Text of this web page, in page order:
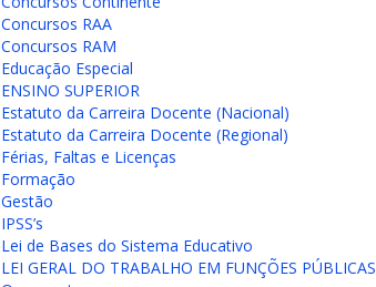
Concursos RAA
Concursos RAM
Educação Especial
ENSINO SUPERIOR
Estatuto da Carreira Docente (Nacional)
Estatuto da Carreira Docente (Regional)
Férias, Faltas e Licenças
Formação
Gestão
IPSS’s
Lei de Bases do Sistema Educativo
LEI GERAL DO TRABALHO EM FUNÇÕES PÚBLICAS